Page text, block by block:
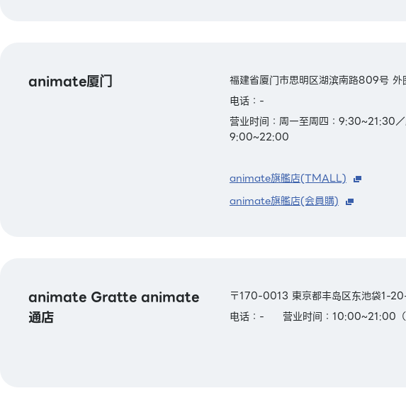
animate厦门
福建省厦门市思明区湖滨南路809号 外
电话：-
营业时间：周一至周四：9:30~21:30
9:00~22:00
animate旗艦店(TMALL)
animate旗艦店(会員購)
animate Gratte animate
通店
〒170-0013 東京都丰岛区东池袋1-
电话：-
营业时间：10:00~21:00